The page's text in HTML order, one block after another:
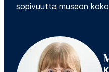
sopivuutta museon